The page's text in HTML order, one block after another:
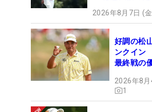
2026年8月7日 (
好調の松
ンクイン
最終戦の
2026年8
1